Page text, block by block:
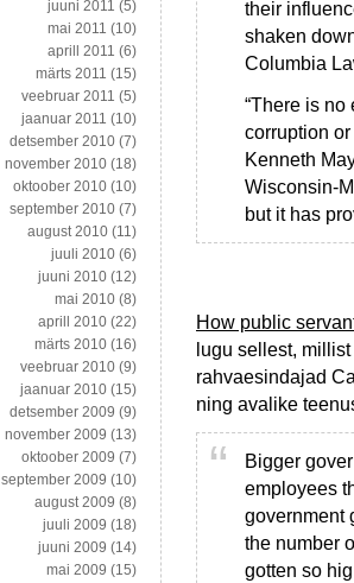
their
shaken
Columbia
“There is
corruption
Kenneth
Wisconsin-
but it has
How public
lugu sellest,
rahvaesindajad
ning avalike
Bigger
employees
government
the number
gotten so
juuni 2011 (5)
mai 2011 (10)
aprill 2011 (6)
märts 2011 (15)
veebruar 2011 (5)
jaanuar 2011 (10)
detsember 2010 (7)
november 2010 (18)
oktoober 2010 (10)
september 2010 (7)
august 2010 (11)
juuli 2010 (6)
juuni 2010 (12)
mai 2010 (8)
aprill 2010 (22)
märts 2010 (16)
veebruar 2010 (9)
jaanuar 2010 (15)
detsember 2009 (9)
november 2009 (13)
oktoober 2009 (7)
september 2009 (10)
august 2009 (8)
juuli 2009 (18)
juuni 2009 (14)
mai 2009 (15)